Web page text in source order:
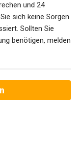
und 24
sich keine Sorgen
Sollten Sie
benötigen, melden